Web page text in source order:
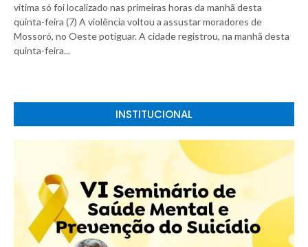
vítima só foi localizado nas primeiras horas da manhã desta
quinta-feira (7) A violência voltou a assustar moradores de
Mossoró, no Oeste potiguar. A cidade registrou, na manhã desta
quinta-feira...
INSTITUCIONAL